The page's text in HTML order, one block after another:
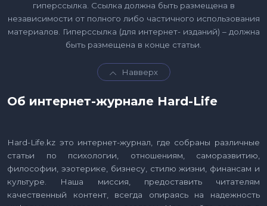
гиперссылка. Ссылка должна быть размещена в
независимости от полного либо частичного использования
материалов. Гиперссылка (для интернет- изданий) – должна
быть размещена в конце статьи.
Навверх
Об интернет-журнале Hard-Life
Hard-Life.kz это интернет-журнал, где собраны различные
статьи по психологии, отношениям, саморазвитию,
философии, эзотерике, бизнесу, стилю жизни, финансам и
культуре. Наша миссия, предоставить читателям
качественный контент, всегда опираясь на надежность